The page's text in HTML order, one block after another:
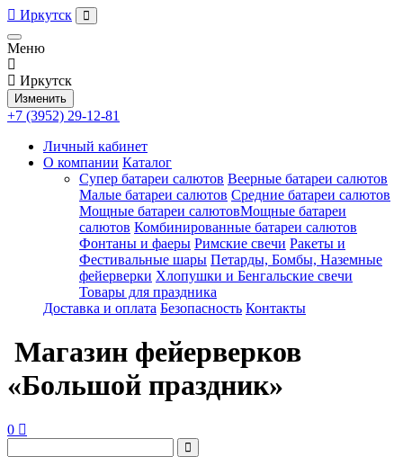
Иркутск
Меню
Иркутск
Изменить
+7 (3952) 29-12-81
Личный кабинет
О компании Каталог
Супер батареи салютов Веерные батареи салютов
Малые батареи салютов Средние батареи салютов
Мощные батареи салютовМощные батареи
салютов Комбинированные батареи салютов
Фонтаны и фаеры Римские свечи Ракеты и
Фестивальные шары Петарды, Бомбы, Наземные
фейерверки Хлопушки и Бенгальские свечи
Товары для праздника
Доставка и оплата Безопасность Контакты
Магазин фейерверков
«Большой праздник»
0